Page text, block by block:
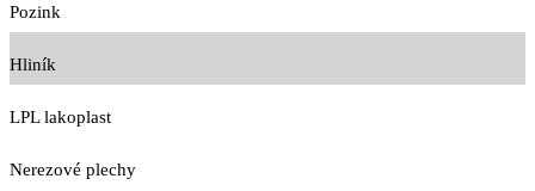
Pozink
Hliník
LPL lakoplast
Nerezové plechy